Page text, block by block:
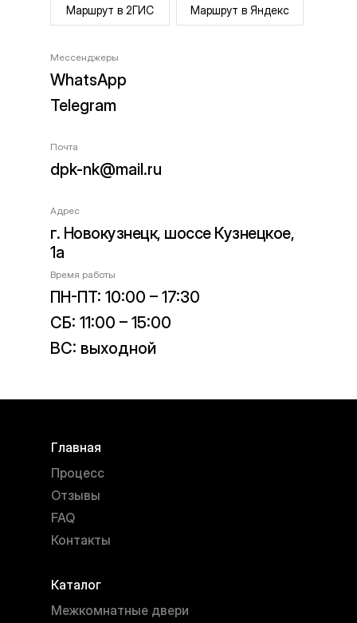
Мессенджеры
WhatsApp
Telegram
Почта
dpk-nk@mail.ru
Время работы
ПН-ПТ: 10:00 – 17:30
СБ: 11:00 – 15:00
ВС: выходной
Адрес
г. Новокузнецк, шоссе Кузнецкое,
1а
Маршрут в 2ГИС Маршрут в Яндекс
Каталог
Межкомнатные двери
Главная
Процесс
Отзывы
FAQ
Контакты